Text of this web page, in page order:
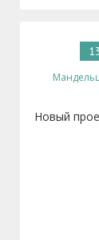
Новый